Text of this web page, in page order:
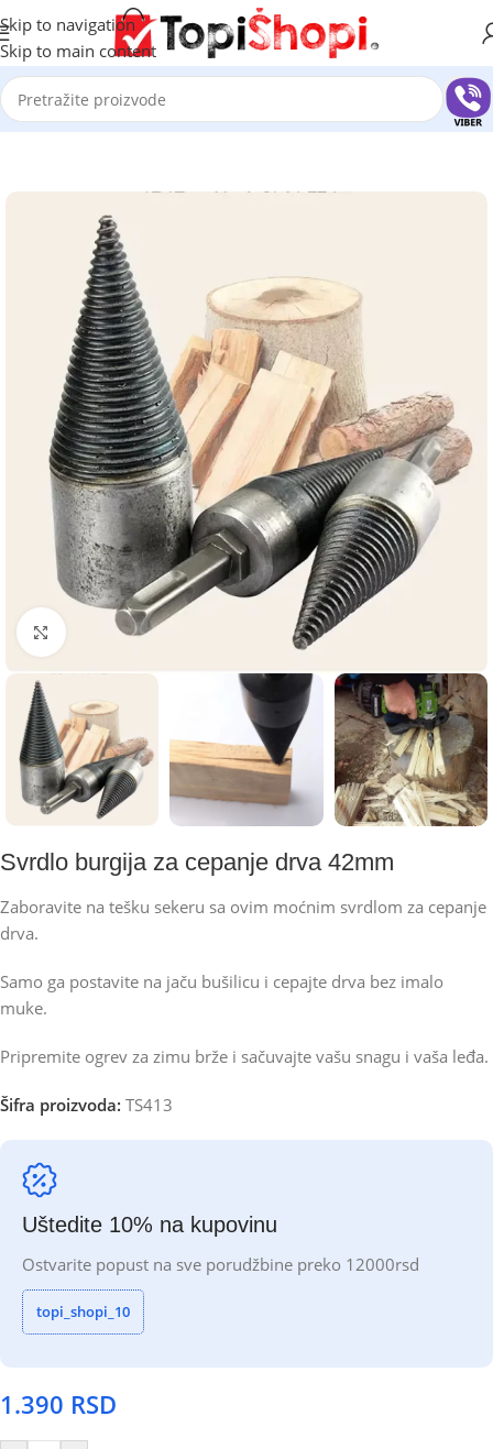
Skip to navigation
Skip to main content
Početna/Alat/Ručni alat
Kliknite za uvećanje
Svrdlo burgija za cepanje drva 42mm
Zaboravite na tešku sekeru sa ovim moćnim svrdlom za cepanje
drva.
Samo ga postavite na jaču bušilicu i cepajte drva bez imalo
muke.
Pripremite ogrev za zimu brže i sačuvajte vašu snagu i vaša leđa.
Šifra proizvoda: TS413
Uštedite 10% na kupovinu
Ostvarite popust na sve porudžbine preko 12000rsd
topi_shopi_10
1.390 RSD